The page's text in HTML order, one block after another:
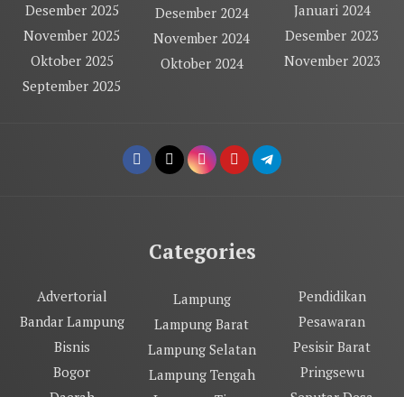
Desember 2025
November 2025
Oktober 2025
September 2025
Desember 2024
November 2024
Oktober 2024
Januari 2024
Desember 2023
November 2023
Categories
Advertorial
Bandar Lampung
Bisnis
Bogor
Lampung
Lampung Barat
Lampung Selatan
Lampung Tengah
Pendidikan
Pesawaran
Pesisir Barat
Pringsewu